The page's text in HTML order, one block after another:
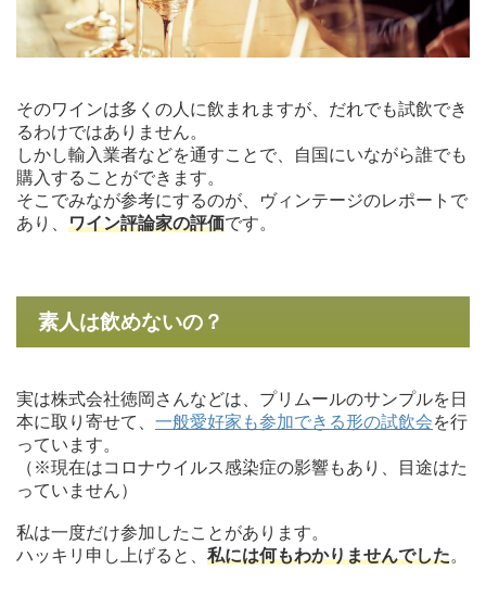
そのワインは多くの人に飲まれますが、だれでも試飲でき
るわけではありません。
しかし輸入業者などを通すことで、自国にいながら誰でも
購入することができます。
そこでみなが参考にするのが、ヴィンテージのレポートで
あり、 ワイン評論家の評価です。
素人は飲めないの？
実は株式会社徳岡さんなどは、プリムールのサンプルを日
本に取り寄せて、 一般愛好家も参加できる形の試飲会を行
っています。
（※現在はコロナウイルス感染症の影響もあり、目途はた
っていません）
私は一度だけ参加したことがあります。
ハッキリ申し上げると、 私には何もわかりませんでした。